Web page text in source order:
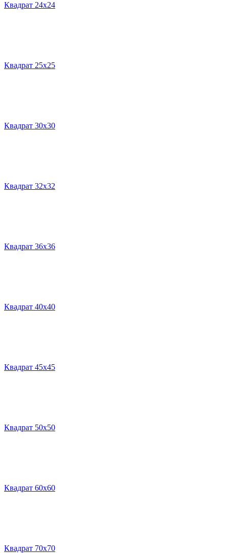
Квадрат 24х24
Квадрат 25х25
Квадрат 30х30
Квадрат 32х32
Квадрат 36х36
Квадрат 40х40
Квадрат 45х45
Квадрат 50х50
Квадрат 60х60
Квадрат 70х70